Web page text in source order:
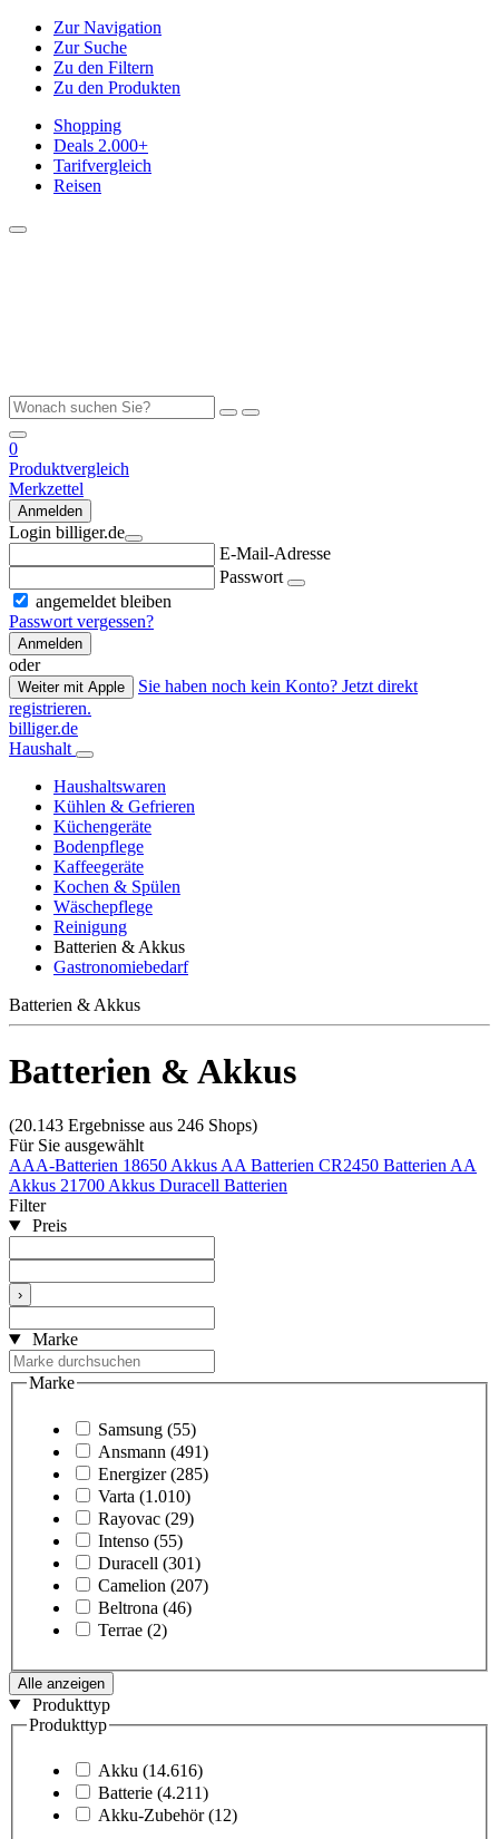
Zur Navigation
Zur Suche
Zu den Filtern
Zu den Produkten
Shopping
Deals 2.000+
Tarifvergleich
Reisen
0
Produktvergleich
Merkzettel
Anmelden
Login billiger.de
E-Mail-Adresse
Passwort
angemeldet bleiben
Passwort vergessen?
Anmelden
oder
Weiter mit Apple
Sie haben noch kein Konto? Jetzt direkt
registrieren.
billiger.de
Haushalt
Haushaltswaren
Kühlen & Gefrieren
Küchengeräte
Bodenpflege
Kaffeegeräte
Kochen & Spülen
Wäschepflege
Reinigung
Batterien & Akkus
Gastronomiebedarf
Batterien & Akkus
Batterien & Akkus
(20.143 Ergebnisse aus 246 Shops)
Für Sie ausgewählt
AAA-Batterien 18650 Akkus AA Batterien CR2450 Batterien AA
Akkus 21700 Akkus Duracell Batterien
Filter
Preis
›
Marke
Marke
Samsung (55)
Ansmann (491)
Energizer (285)
Varta (1.010)
Rayovac (29)
Intenso (55)
Duracell (301)
Camelion (207)
Beltrona (46)
Terrae (2)
Alle anzeigen
Produkttyp
Produkttyp
Akku (14.616)
Batterie (4.211)
Akku-Zubehör (12)